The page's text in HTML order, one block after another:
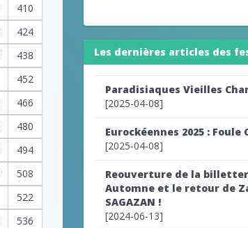
410
424
438
452
466
480
494
508
522
536
Les dernières articles des
Paradisiaques Vieilles
[2025-04-08]
Eurockéennes 2025 : Foule
[2025-04-08]
Reouverture de la
Automne et le retour de
SAGAZAN !
[2024-06-13]